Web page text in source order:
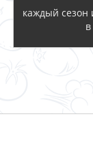
каждый сезон